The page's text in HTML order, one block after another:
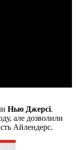
Нью Джерсі.
але дозволили
Айлендерс.